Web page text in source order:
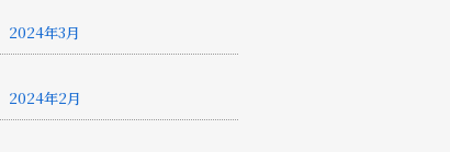
2024年3月
2024年2月